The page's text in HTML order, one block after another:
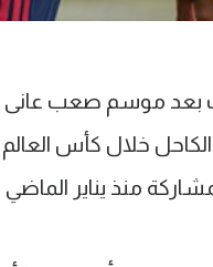
بعد موسم صعب عانى
منذ يناير